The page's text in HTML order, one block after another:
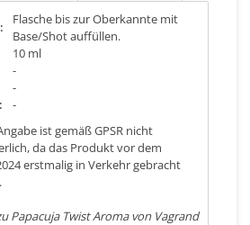
Flasche bis zur Oberkannte mit
Base/Shot auffüllen.
10 ml
-
-
-
ist gemäß GPSR nicht
da das Produkt vor dem
erstmalig in Verkehr gebracht
Papacuja Twist Aroma von Vagrand